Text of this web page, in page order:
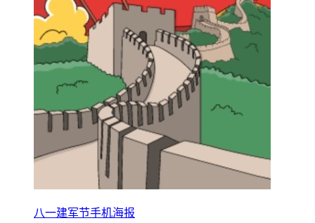
八一建军节手机海报